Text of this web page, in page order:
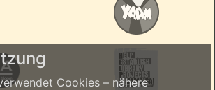
Cookies – nähere